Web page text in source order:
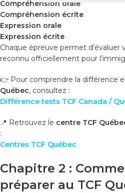
Compréhension orale
Compréhension écrite
Expression orale
Expression écrite
Chaque épreuve permet d’évaluer
reconnu officiellement pour
👉 Pour comprendre la différence
Québec, consultez :
Différence tests TCF Canada /
📍 Retrouvez le centre TCF
:
Centres TCF Québec
Chapitre 2 :
préparer au TCF